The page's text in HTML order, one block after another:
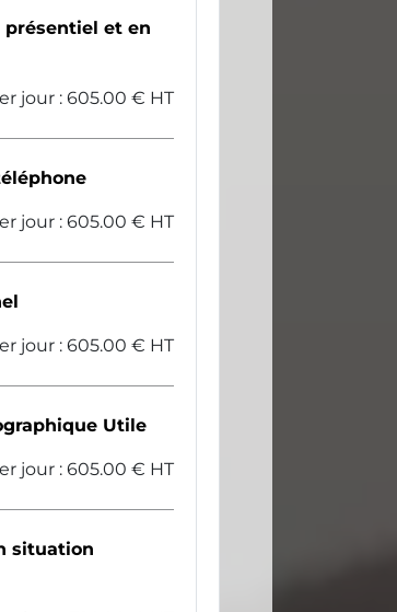
présentiel et en
jour : 605.00 € HT
jour : 605.00 € HT
jour : 605.00 € HT
Utile
jour : 605.00 € HT
situation